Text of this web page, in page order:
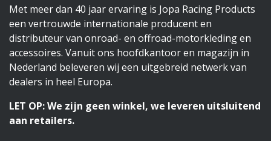
Met meer dan 40 jaar ervaring is Jopa Racing Products
een vertrouwde internationale producent en
distributeur van onroad- en offroad-motorkleding en
accessoires. Vanuit ons hoofdkantoor en magazijn in
Nederland beleveren wij een uitgebreid netwerk van
dealers in heel Europa.
LET OP: We zijn geen winkel, we leveren uitsluitend
aan retailers.